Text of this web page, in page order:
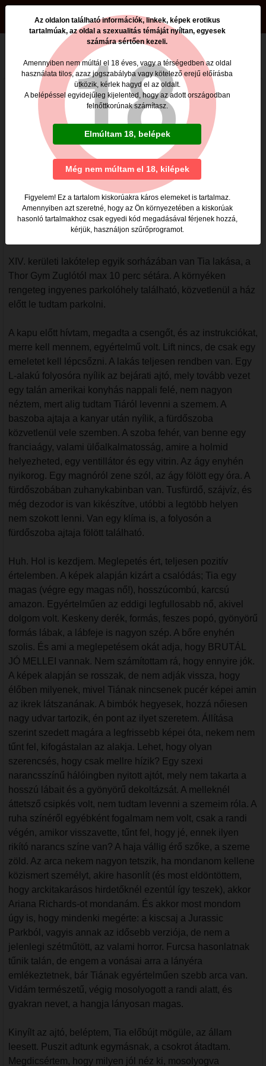
beszamolok.hu
Tia hirdetése Tel.: +36307539086
Tia Budapesti
szexpartner
beszámoló
(2026-04-07 09:20:44)
Az oldalon kerestem fel Tiát,
szinte azonnal válaszolt, 1
héttel későbbre kértem
időpontot. Elkérte a
telefonszámom, de nem ragaszkodott hozzá, hogy
felhívjam, anélkül is ment a VTR.
XIV. kerületi lakótelep egyik sorházában van Tia lakása, a
Thor Gym Zuglótól max 10 perc sétára. A környéken
rengeteg ingyenes parkolóhely található, közvetlenül a ház
előtt le tudtam parkolni.
A kapu előtt hívtam, megadta a csengőt, és az instrukciókat,
merre kell mennem, egyértelmű volt. Lift nincs, de csak egy
emeletet kell lépcsőzni. A lakás teljesen rendben van. Egy
L-alakú folyosóra nyílik az bejárati ajtó, mely tovább vezet
egy talán amerikai konyhás nappali felé, nem nagyon
néztem, mert alig tudtam Tiáról levenni a szemem. A
baszoba ajtaja a kanyar után nyílik, a fürdőszoba
közvetlenül vele szemben. A szoba fehér, van benne egy
franciaágy, valami ülőalkalmatosság, amire a holmid
helyezheted, egy ventillátor és egy vitrin. Az ágy enyhén
nyikorog. Egy magnóról zene szól, az ágy fölött egy óra. A
fürdőszobában zuhanykabinban van. Tusfürdő, szájvíz, és
még dezodor is van kikészítve, utóbbi a legtöbb helyen
nem szokott lenni. Van egy klíma is, a folyosón a
fürdőszoba ajtaja fölött található.
Huh. Hol is kezdjem. Meglepetés ért, teljesen pozitív
értelemben. A képek alapján kizárt a csalódás; Tia egy
magas (végre egy magas nő!), hosszúcombú, karcsú
amazon. Egyértelműen az eddigi legfullosabb nő, akivel
dolgom volt. Keskeny derék, formás, feszes popó, gyönyörű
formás lábak, a lábfeje is nagyon szép. A bőre enyhén
szolis. És ami a meglepetésem okát adja, hogy BRUTÁL
JÓ MELLEI vannak. Nem számítottam rá, hogy ennyire jók.
A képek alapján se rosszak, de nem adják vissza, hogy
élőben milyenek, mivel Tiának nincsenek pucér képei amin
az ikrek látszanának. A bimbók hegyesek, hozzá nőiesen
nagy udvar tartozik, én pont az ilyet szeretem. Állítása
szerint szedett magára a legfrissebb képei óta, nekem nem
tűnt fel, kifogástalan az alakja. Lehet, hogy olyan
szerencsés, hogy csak mellre hízik? Egy szexi
narancsszínű hálóingben nyitott ajtót, mely nem takarta a
hosszú lábait és a gyönyörű dekoltázsát. A melleknél
áttetsző csipkés volt, nem tudtam levenni a szemeim róla. A
ruha színéről egyébként fogalmam nem volt, csak a randi
végén, amikor visszavette, tűnt fel, hogy jé, ennek ilyen
rikító narancs színe van? A haja vállig érő szőke, a szeme
zöld. Az arca nekem nagyon tetszik, ha mondanom kellene
közismert személyt, akire hasonlít (és most eldöntöttem,
hogy arckitakarásos hirdetőknél ezentúl így teszek), akkor
Ariana Richards-ot mondanám. És akkor most mondom
úgy is, hogy mindenki megérte: a kiscsaj a Jurassic
Parkból, vagyis annak az idősebb verziója, de nem a
jelenlegi szétműtött, az valami horror. Furcsa hasonlatnak
tűnik talán, de engem a vonásai arra a lányéra
emlékeztetnek, bár Tiának egyértelműen szebb arca van.
Vidám természetű, végig mosolyogott a randi alatt, és
gyakran nevet, a hangja lányosan magas.
Kinyílt az ajtó, beléptem, Tia előbújt mögüle, az állam
leesett. Puszit adtunk egymásnak, a csokrot átadtam.
Megdicsértem, hogy milyen jól néz ki, mosolyogva
Az oldalon található információk, linkek, képek erotikus
tartalmúak, az oldal a szexualitás témáját nyíltan, egyesek
számára sértően kezeli.
Amennyiben nem múltál el 18 éves, vagy a térségedben az oldal
használata tilos, azaz jogszabályba vagy kötelező erejű előírásba
ütközik, kérlek hagyd el az oldalt.
A belépéssel egyidejűleg kijelented, hogy az adott országodban
felnőttkorúnak számítasz.
Elmúltam 18, belépek
Még nem múltam el 18, kilépek
Figyelem! Ez a tartalom kiskorúakra káros elemeket is tartalmaz.
Amennyiben azt szeretné, hogy az Ön környezetében a kiskorúak
hasonló tartalmakhoz csak egyedi kód megadásával férjenek hozzá,
kérjük, használjon szűrőprogramot.